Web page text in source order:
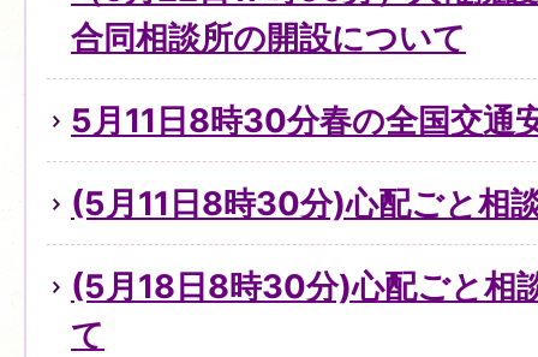
合同相談所の開設について
5月11日8時30分春の全国交通
(5月11日8時30分)心配ごと相
(5月18日8時30分)心配ごと相
て